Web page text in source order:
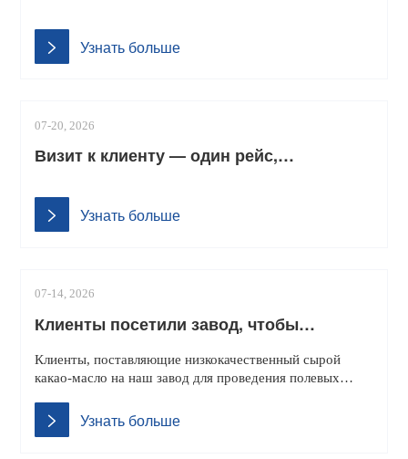
оборудования для масла пальмового
ядра
Узнать больше
07-20, 2026
Визит к клиенту — один рейс,
новое партнёрство
Узнать больше
07-14, 2026
Клиенты посетили завод, чтобы
очистки какао-масла
Клиенты, поставляющие низкокачественный сырой
какао-масло на наш завод для проведения полевых
оборудование. Полученные отработанные продукты
соответствовали стандартам и были признаны
Узнать больше